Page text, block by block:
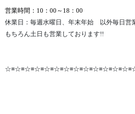
営業時間：10：00～18：00
休業日：毎週水曜日、年末年始 以外毎日営
もちろん土日も営業しております!!